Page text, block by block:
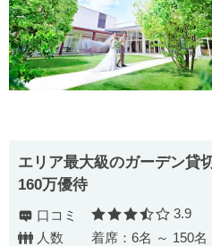
エリア最大級のガーデン貸
160万優待
口コミ 口コミ
3.9
人数
着席：6名 ～ 150名